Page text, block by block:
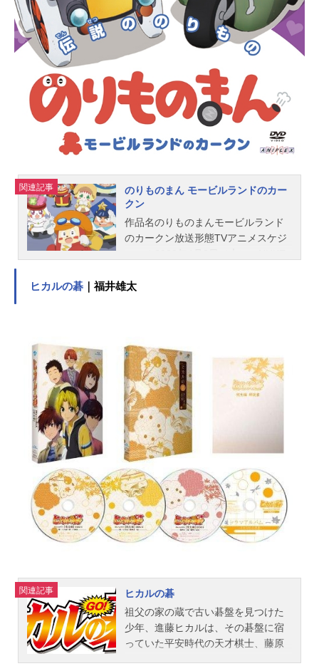
野：山口勝平ナスオ：大塚海月石
田：小桜エツ子須藤ちゃん：氷上恭
子川島：水田わさび山下：鉄炮塚葉
子原セン：上村典子たっくん：桃森
すももヒロシ（俳句おじさん）：岩
尾万太郎次回予告アナウンサー：萩
野志保子（テレビ朝日アナウンサ
ー）スタッフ監督：大地丙太郎（第1
回～4回）、やすみ哲夫（第5回～）
脚本：高橋ナ...
関連記事
のりものまん モービルランドのカー
クン
作品名のりものまんモービルランド
のカークン放送形態TVアニメスケジ
陽キューちゃん：丸山有香パッポ
ー：速水奨ＤＪナビ：佐藤せつじス
タッフ監督：佐々木忍キャラクター
原案：あしたづひむシリーズ構成：
成田良美キャラクターデザイン：緒
方浩美撮影監督：佐久間悠也美術監
督：桑原悟色彩設計：横田明日香音
響監督：小泉紀介音楽：渡部チェル
アニメーションプロデューサー：伊
藤泰斗アニメーション制作：Clover
Works主題歌「かっとびモービルラ
ンド」カークン（高垣彩陽）公開開
始年＆季節2020春アニメ(C)のりもの
まんプロジェクト『のりものまんモ
んモービルランドのカークン」のグ
ッズを探す
ヒカルの碁 ｜福井雄太
関連記事
ヒカルの碁
祖父の家の蔵で古い碁盤を見つけた
少年、進藤ヒカルは、その碁盤に宿
っていた平安時代の天才棋士、藤原